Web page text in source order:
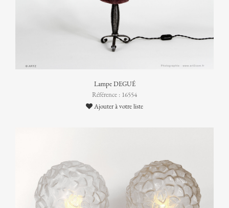
Lampe DEGUÉ
Référence : 16554
Ajouter à votre liste